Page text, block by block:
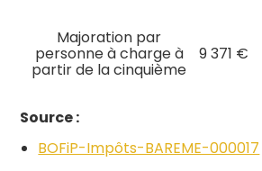
Majoration par
personne à charge à
partir de la cinquième
9 371 €
Source :
BOFiP-Impôts-BAREME-000017